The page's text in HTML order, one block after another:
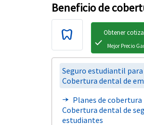
Beneficio de
dentistry Obtener
check Mejor Precio
Seguro estudiantil para
Cobertura dental de
line_end_arrow_notch Planes de cobertura
Cobertura dental de
estudiantes